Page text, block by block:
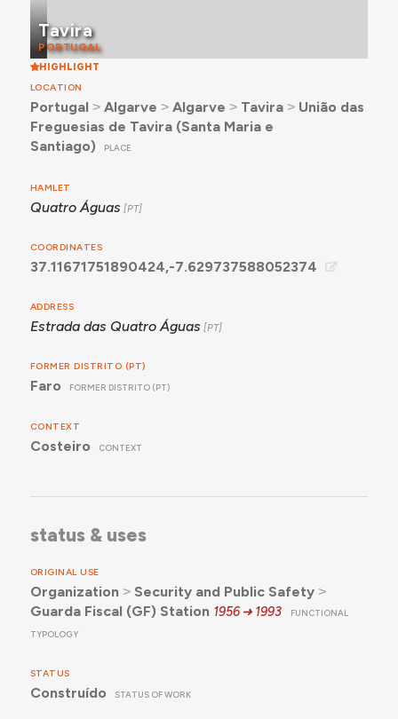
Tavira
PORTUGAL
HIGHLIGHT
LOCATION
Portugal ˃ Algarve ˃ Algarve ˃ Tavira˃ União das
Freguesias de Tavira (Santa Maria e
Santiago)
PLACE
HAMLET
Quatro Águas
COORDINATES
37.11671751890424,-7.629737588052374
ADDRESS
Estrada das Quatro Águas
FORMER DISTRITO (PT)
Faro FORMER DISTRITO (PT)
CONTEXT
Costeiro CONTEXT
status & uses
ORIGINAL USE
Organization ˃ Security and Public Safety˃
Guarda Fiscal (GF) Station 1956 1993 FUNCTIONAL
TYPOLOGY
STATUS
Construído STATUS OF WORK